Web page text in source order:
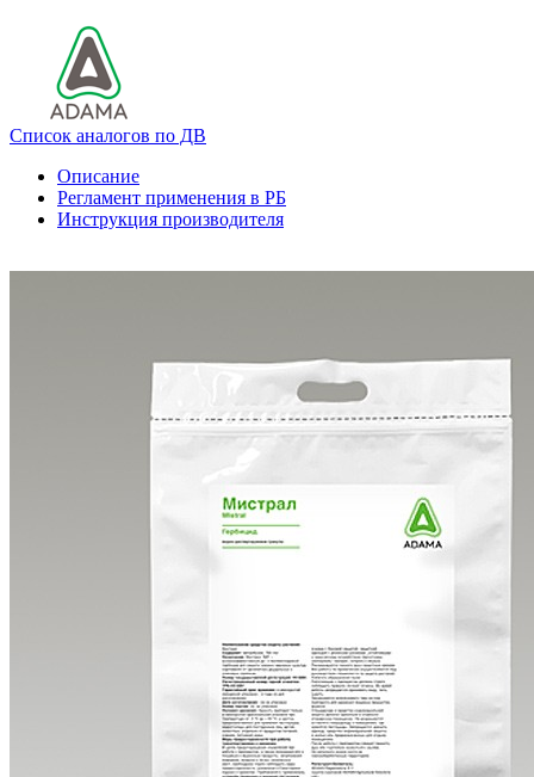
Список аналогов по ДВ
Описание
Регламент применения в РБ
Инструкция производителя